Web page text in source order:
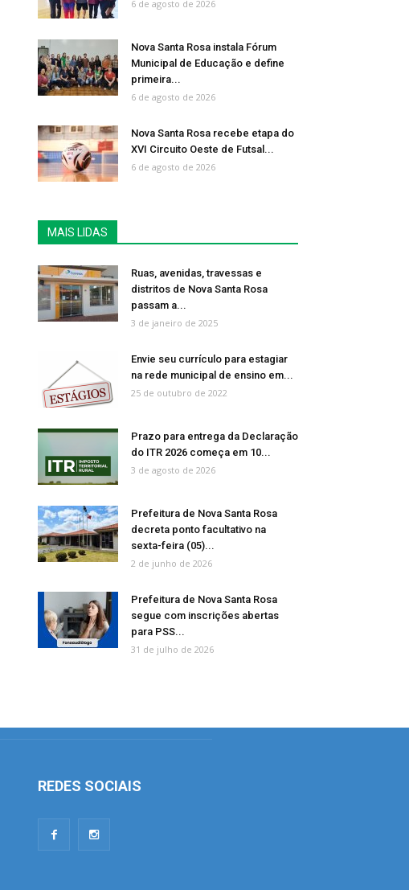
6 de agosto de 2026
Nova Santa Rosa instala Fórum
Municipal de Educação e define
primeira...
6 de agosto de 2026
Nova Santa Rosa recebe etapa do
XVI Circuito Oeste de Futsal...
6 de agosto de 2026
MAIS LIDAS
Ruas, avenidas, travessas e
distritos de Nova Santa Rosa
passam a...
3 de janeiro de 2025
Envie seu currículo para estagiar
na rede municipal de ensino em...
25 de outubro de 2022
Prazo para entrega da Declaração
do ITR 2026 começa em 10...
3 de agosto de 2026
Prefeitura de Nova Santa Rosa
decreta ponto facultativo na
sexta-feira (05)...
2 de junho de 2026
Prefeitura de Nova Santa Rosa
segue com inscrições abertas
para PSS...
31 de julho de 2026
REDES SOCIAIS